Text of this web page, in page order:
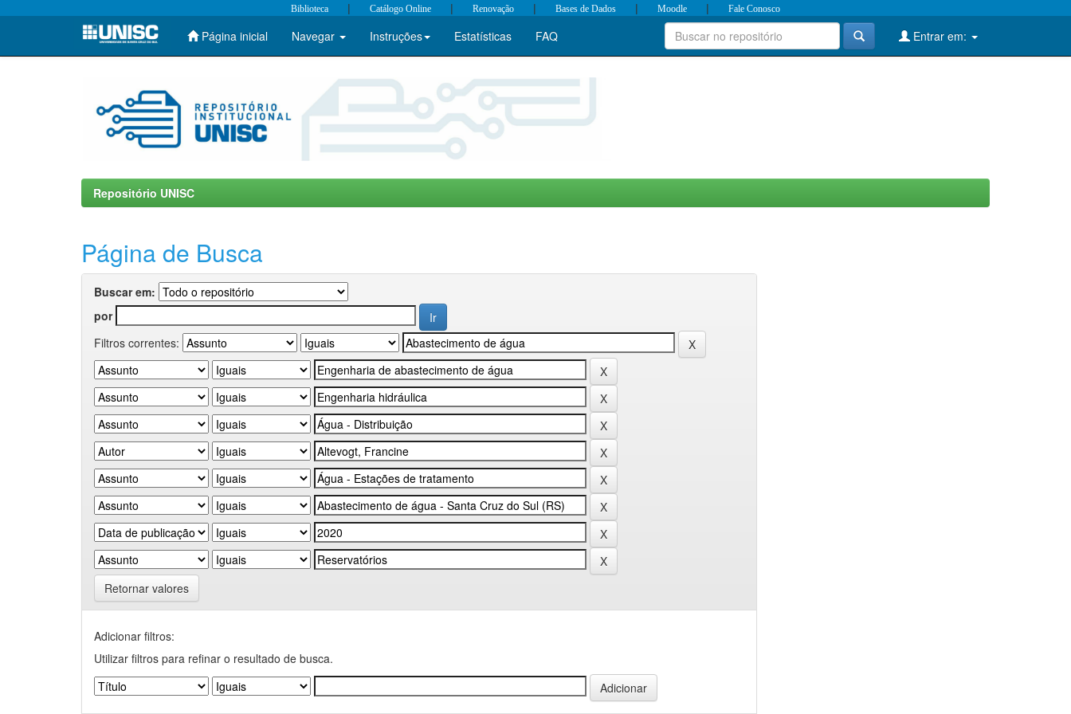
Skip
Biblioteca | Catálogo Online | Renovação | Bases de Dados | Moodle | Fale Conosco
Página inicial Navegar Instruções Estatísticas FAQ Entrar em:
Repositório UNISC
Página de Busca
Buscar em:
por
Filtros correntes:
Retornar valores
Adicionar filtros:
Utilizar filtros para refinar o resultado de busca.